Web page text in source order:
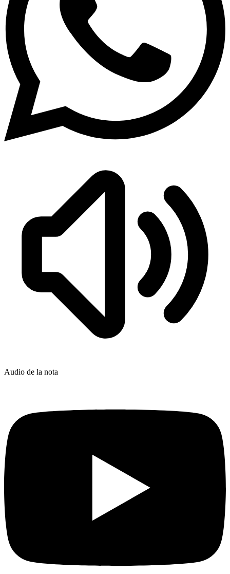
Audio de la nota